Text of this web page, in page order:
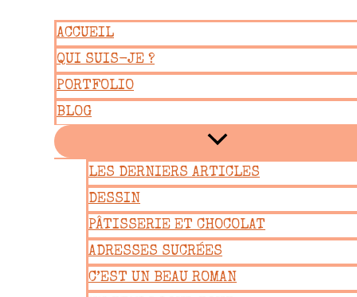
contenu
ACCUEIL
QUI SUIS-JE ?
PORTFOLIO
BLOG
LES DERNIERS ARTICLES
DESSIN
PÂTISSERIE ET CHOCOLAT
ADRESSES SUCRÉES
C’EST UN BEAU ROMAN